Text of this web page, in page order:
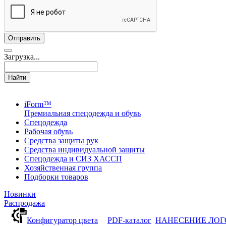
Загрузка...
Найти
iForm™
Премиальная спецодежда и обувь
Спецодежда
Рабочая обувь
Средства защиты рук
Средства индивидуальной защиты
Спецодежда и СИЗ ХАССП
Хозяйственная группа
Подборки товаров
Новинки
Распродажа
Конфигуратор цвета
PDF-каталог НАНЕСЕНИЕ